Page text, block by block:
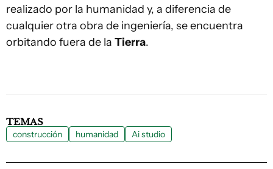
realizado por la humanidad y, a diferencia de
cualquier otra obra de ingeniería, se encuentra
orbitando fuera de la Tierra.
TEMAS
construcción humanidad Ai studio